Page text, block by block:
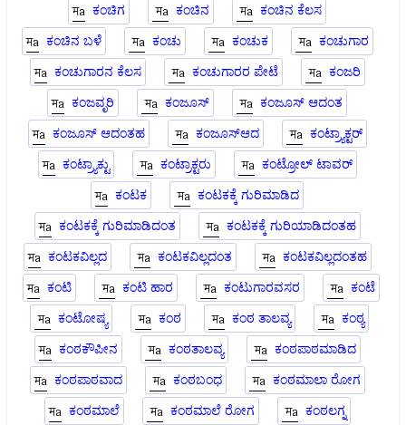
ಕಂಚಿಗ
ಕಂಚಿನ
ಕಂಚಿನ ಕೆಲಸ
ಕಂಚಿನ ಬಳೆ
ಕಂಚು ಕಂಚುಕ
ಕಂಚುಗಾರ
ಕಂಚುಗಾರನ ಕೆಲಸ
ಕಂಚುಗಾರರ ಪೇಟೆ
ಕಂಜರಿ
ಕಂಜವೃರಿ
ಕಂಜೂಸ್
ಕಂಜೂಸ್ ಆದಂತ
ಕಂಜೂಸ್ ಆದಂತಹ
ಕಂಜೂಸ್ಆದ
ಕಂಟ್ರ್ಯಾಕ್ಟರ್
ಕಂಟ್ರ್ಯಾಕ್ಟು
ಕಂಟ್ರಾಕ್ಟರು
ಕಂಟ್ರೋಲ್ ಟಾವರ್
ಕಂಟಕ
ಕಂಟಕಕ್ಕೆ ಗುರಿಮಾಡಿದ
ಕಂಟಕಕ್ಕೆ ಗುರಿಮಾಡಿದಂತ
ಕಂಟಕಕ್ಕೆ ಗುರಿಯಾಡಿದಂತಹ
ಕಂಟಕವಿಲ್ಲದ
ಕಂಟಕವಿಲ್ಲದಂತ
ಕಂಟಕವಿಲ್ಲದಂತಹ
ಕಂಟಿ
ಕಂಟಿ ಹಾರ ಕಂಟುಗಾರವಸರ
ಕಂಟೆ
ಕಂಟೋಷ್ಯ
ಕಂಠ ಕಂಠ ತಾಲವ್ಯ
ಕಂಠ್ಯ
ಕಂಠಕೌಪೀನ
ಕಂಠತಾಲವ್ಯ
ಕಂಠಪಾಠಮಾಡಿದ
ಕಂಠಪಾಠವಾದ
ಕಂಠಬಂಧ
ಕಂಠಮಾಲಾ ರೋಗ
ಕಂಠಮಾಲೆ
ಕಂಠಮಾಲೆ ರೋಗ
ಕಂಠಲಗ್ನ